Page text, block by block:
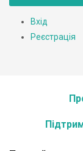
Вхід
Реєстрація